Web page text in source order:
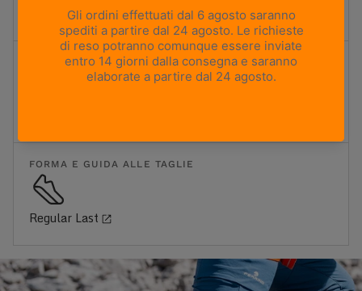
Sentieri misti e terreni rocciosi
FORMA E GUIDA ALLE TAGLIE
Regular Last